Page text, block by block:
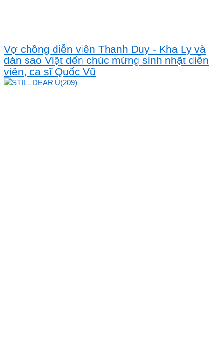
Vợ chồng diễn viên Thanh Duy - Kha Ly và
dàn sao Việt đến chúc mừng sinh nhật diễn
viên, ca sĩ Quốc Vũ